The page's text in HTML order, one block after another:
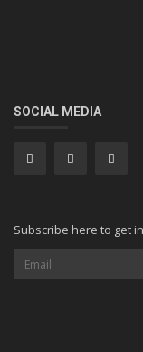
SOCIAL MEDIA
Subscribe here to get